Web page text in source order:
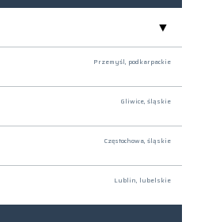
Przemyśl, podkarpackie
Gliwice, śląskie
Częstochowa, śląskie
Lublin, lubelskie